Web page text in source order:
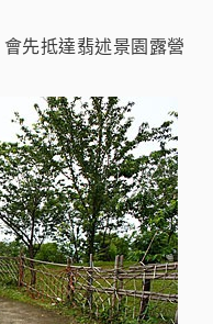
先抵達翡述景園露營